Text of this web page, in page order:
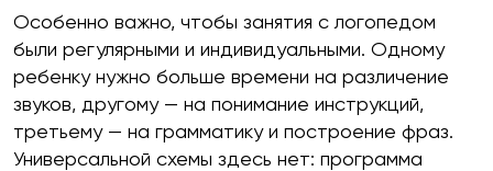
Особенно важно, чтобы занятия с логопедом
были регулярными и индивидуальными. Одному
ребенку нужно больше времени на различение
звуков, другому — на понимание инструкций,
третьему — на грамматику и построение фраз.
Универсальной схемы здесь нет: программа